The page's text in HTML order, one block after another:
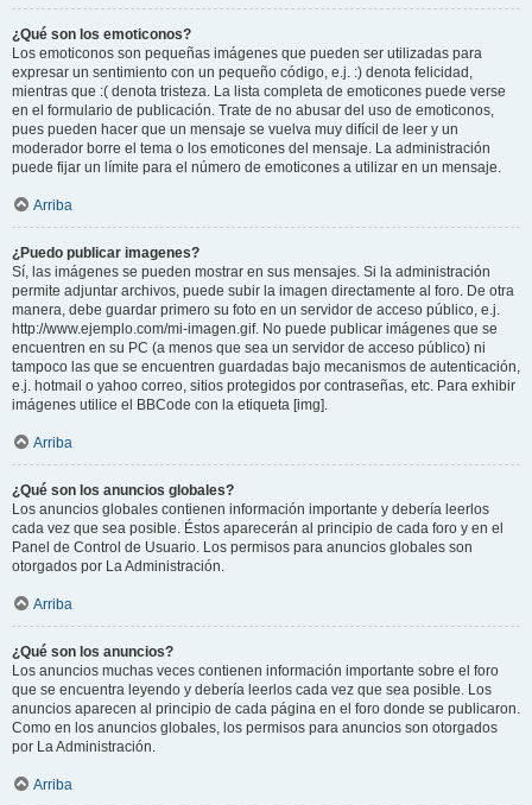
¿Qué son los emoticonos?
Los emoticonos son pequeñas imágenes que pueden ser utilizadas para
expresar un sentimiento con un pequeño código, e.j. :) denota felicidad,
mientras que :( denota tristeza. La lista completa de emoticones puede verse
en el formulario de publicación. Trate de no abusar del uso de emoticonos,
pues pueden hacer que un mensaje se vuelva muy difícil de leer y un
moderador borre el tema o los emoticones del mensaje. La administración
puede fijar un límite para el número de emoticones a utilizar en un mensaje.
Arriba
¿Puedo publicar imagenes?
Sí, las imágenes se pueden mostrar en sus mensajes. Si la administración
permite adjuntar archivos, puede subir la imagen directamente al foro. De otra
manera, debe guardar primero su foto en un servidor de acceso público, e.j.
http://www.ejemplo.com/mi-imagen.gif. No puede publicar imágenes que se
encuentren en su PC (a menos que sea un servidor de acceso público) ni
tampoco las que se encuentren guardadas bajo mecanismos de autenticación,
e.j. hotmail o yahoo correo, sitios protegidos por contraseñas, etc. Para exhibir
imágenes utilice el BBCode con la etiqueta [img].
Arriba
¿Qué son los anuncios globales?
Los anuncios globales contienen información importante y debería leerlos
cada vez que sea posible. Éstos aparecerán al principio de cada foro y en el
Panel de Control de Usuario. Los permisos para anuncios globales son
otorgados por La Administración.
Arriba
¿Qué son los anuncios?
Los anuncios muchas veces contienen información importante sobre el foro
que se encuentra leyendo y debería leerlos cada vez que sea posible. Los
anuncios aparecen al principio de cada página en el foro donde se publicaron.
Como en los anuncios globales, los permisos para anuncios son otorgados
por La Administración.
Arriba